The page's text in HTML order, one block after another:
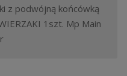
z podwójną końcówką
1szt. Mp Main